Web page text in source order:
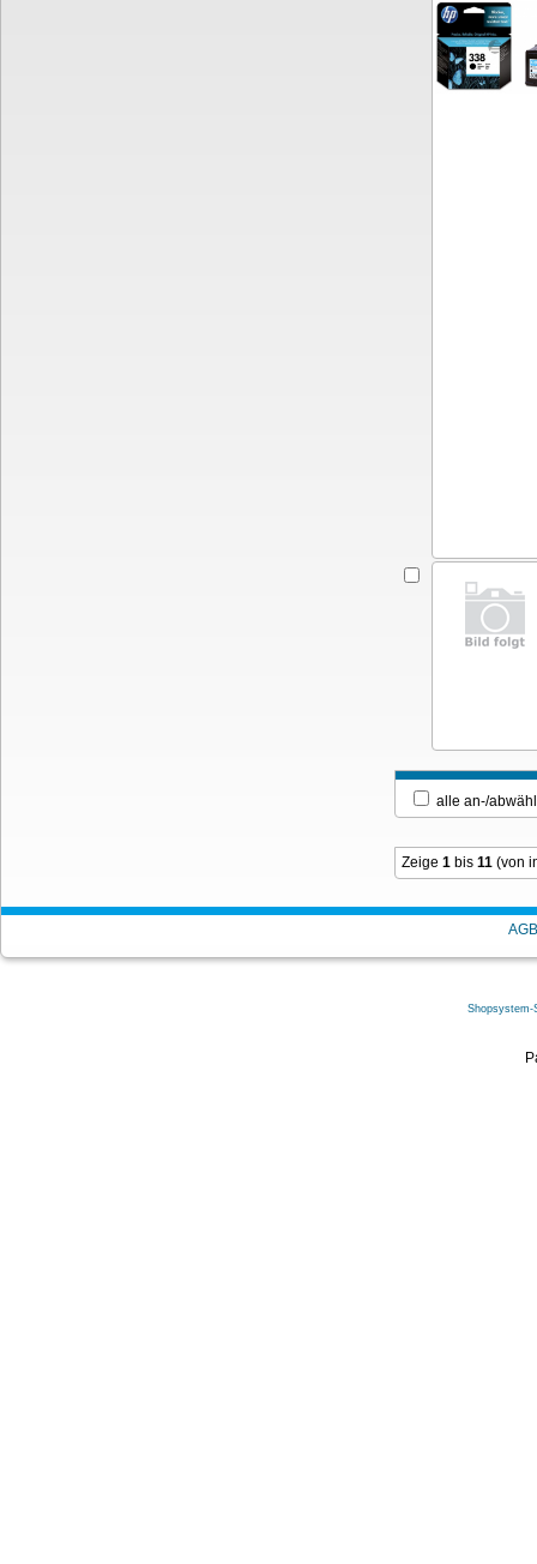
alle an-/
Zeige 1 bis 11 (von
AGB
Shopsystem-